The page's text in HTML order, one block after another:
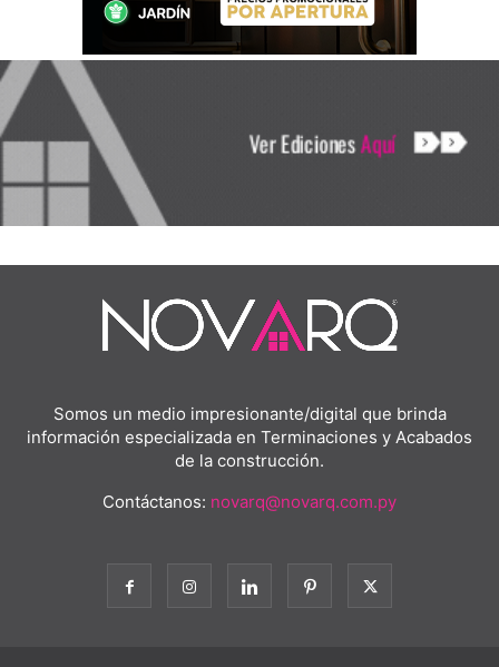
Somos un medio impresionante/digital que brinda
información especializada en Terminaciones y Acabados
de la construcción.
Contáctanos: novarq@novarq.com.py